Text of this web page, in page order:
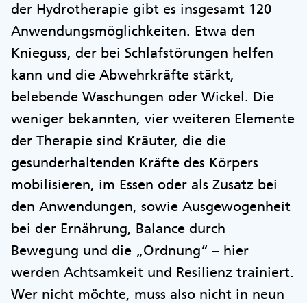
der Hydrotherapie gibt es insgesamt 120
Anwendungsmöglichkeiten. Etwa den
Knieguss, der bei Schlafstörungen helfen
kann und die Abwehrkräfte stärkt,
belebende Waschungen oder Wickel. Die
weniger bekannten, vier weiteren Elemente
der Therapie sind Kräuter, die die
gesunderhaltenden Kräfte des Körpers
mobilisieren, im Essen oder als Zusatz bei
den Anwendungen, sowie Ausgewogenheit
bei der Ernährung, Balance durch
Bewegung und die „Ordnung“ – hier
werden Achtsamkeit und Resilienz trainiert.
Wer nicht möchte, muss also nicht in neun